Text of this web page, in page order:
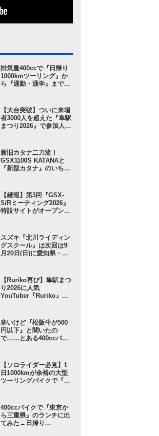
排気量400ccで『日帰り
1000kmツーリング』か
ら『通勤・通学』まで1
変更を受けても価格はす
え置き!? 今となっては逆
にリーズナブルかも……
【スズキのバイク！ の新
【大台突破】ついに来場
者3000人を超えた『隼駅
まつり2026』で参加人数
ク！ のイベントニュース
／隼駅まつり2026】
新旧カタナ二刀流！
GSX1100S KATANAと
『新型カタナ』のいちば
スズキ乗り突撃インタビ
ュー】
【続報】第3回『GSX-
S/Rミーティング2026』
特設サイトがオープン！
リーム」な……!? 【スズ
キのバイク！ のイベント
ニュース】
スズキ『北川ライディン
グスクール』は次回は9
月20日(日)に愛知県・豊
のバイク！ のイベントニ
ュース】
【Ruriko再び】隼駅まつ
り2026に人気
YouTuber『Ruriko』さ
ク！ のイベントニュー
ス】
寒いけど『松阪牛が500
円以下』と聞いたの
で……とある400ccバイ
バーグマン400 ／ インプ
レ・レビュー① 出発編】
【ソロライダー必見】1
日1000kmが余裕の大型
ツーリングバイクで『ス
きた……【スズキ GSX-
S1000GT／ツーリングイ
ンプレ・レビュー 前編】
400ccバイクで『東京か
ら三重県』のランチに出
てみた→日帰り